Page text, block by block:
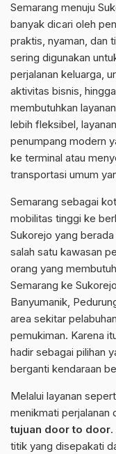
Semarang menuju
banyak dicari oleh
praktis, nyaman, dan
sering digunakan
perjalanan keluarga,
aktivitas bisnis,
membutuhkan
lebih fleksibel,
penumpang modern
ke terminal atau
transportasi umum
Semarang sebagai
mobilitas tinggi ke
Sukorejo yang
salah satu kawasan
orang yang
Semarang ke
Banyumanik,
area sekitar
pemukiman. Karena
hadir sebagai pilihan
berganti kendaraan
Melalui layanan
menikmati
tujuan door to door
titik yang disepakati